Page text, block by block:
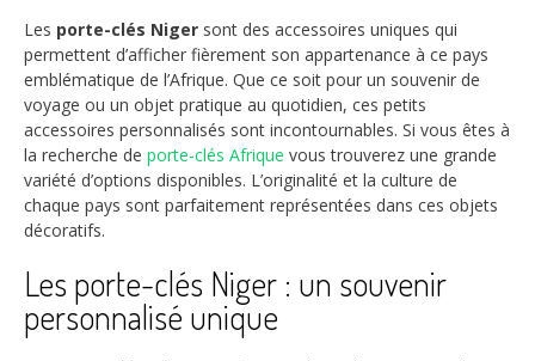
Les porte-clés Niger sont des accessoires uniques qui
permettent d’afficher fièrement son appartenance à ce pays
emblématique de l’Afrique. Que ce soit pour un souvenir de
voyage ou un objet pratique au quotidien, ces petits
accessoires personnalisés sont incontournables. Si vous êtes à
la recherche de porte-clés Afrique vous trouverez une grande
variété d’options disponibles. L’originalité et la culture de
chaque pays sont parfaitement représentées dans ces objets
décoratifs.
Les porte-clés Niger : un souvenir
personnalisé unique